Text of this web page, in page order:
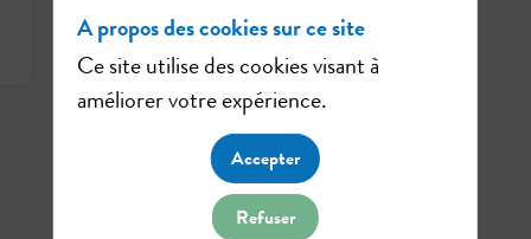
A propos des cookies sur ce site
Ce site utilise des cookies visant à
améliorer votre expérience.
Accepter
Refuser